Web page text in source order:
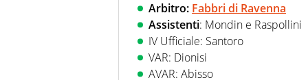
Arbitro: Fabbri di Ravenna
Assistenti: Mondin e Raspollini
IV Ufficiale: Santoro
VAR: Dionisi
AVAR: Abisso